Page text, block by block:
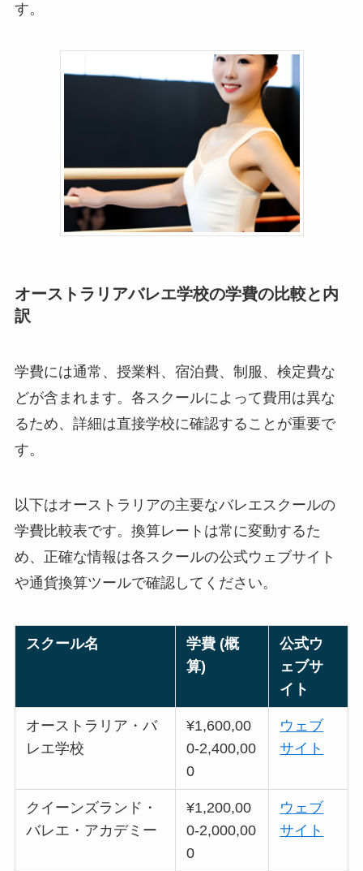
す。
オーストラリアバレエ学校の学費の比較と内
訳
学費には通常、授業料、宿泊費、制服、検定費な
どが含まれます。各スクールによって費用は異な
るため、詳細は直接学校に確認することが重要で
す。
以下はオーストラリアの主要なバレエスクールの
学費比較表です。換算レートは常に変動するた
め、正確な情報は各スクールの公式ウェブサイト
や通貨換算ツールで確認してください。
スクール名
学費 (概
算)
公式ウ
ェブサ
イト
オーストラリア・バ
レエ学校
¥1,600,00
0-2,400,00
0
ウェブ
サイト
クイーンズランド・
バレエ・アカデミー
¥1,200,00
0-2,000,00
0
ウェブ
サイト